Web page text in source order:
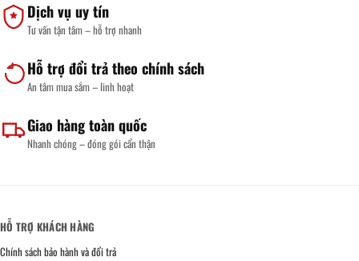
Dịch vụ uy tín
Tư vấn tận tâm – hỗ trợ nhanh
Hỗ trợ đổi trả theo chính sách
An tâm mua sắm – linh hoạt
Giao hàng toàn quốc
Nhanh chóng – đóng gói cẩn thận
HỖ TRỢ KHÁCH HÀNG
Chính sách bảo hành và đổi trả